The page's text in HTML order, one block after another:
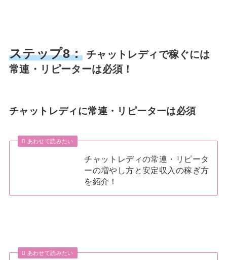
ステップ8： チャットレディで稼ぐには
常連・リピーターは必須！
チャットレディに常連・リピーターは必須
あわせて読みたい
チャットレディの常連・リピータ
ーの増やし方と安定収入の稼ぎ方
を紹介！
あわせて読みたい